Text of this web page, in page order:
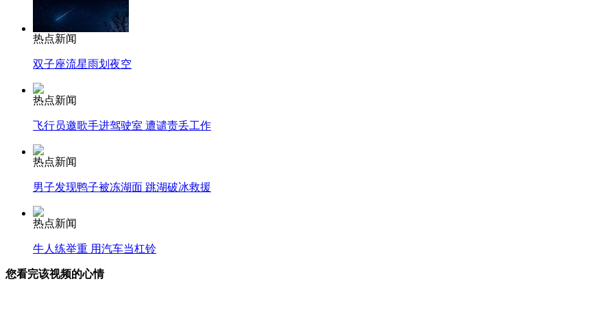
热点新闻
双子座流星雨划夜空
热点新闻
飞行员邀歌手进驾驶室 遭谴责丢工作
热点新闻
男子发现鸭子被冻湖面 跳湖破冰救援
热点新闻
牛人练举重 用汽车当杠铃
您看完该视频的心情